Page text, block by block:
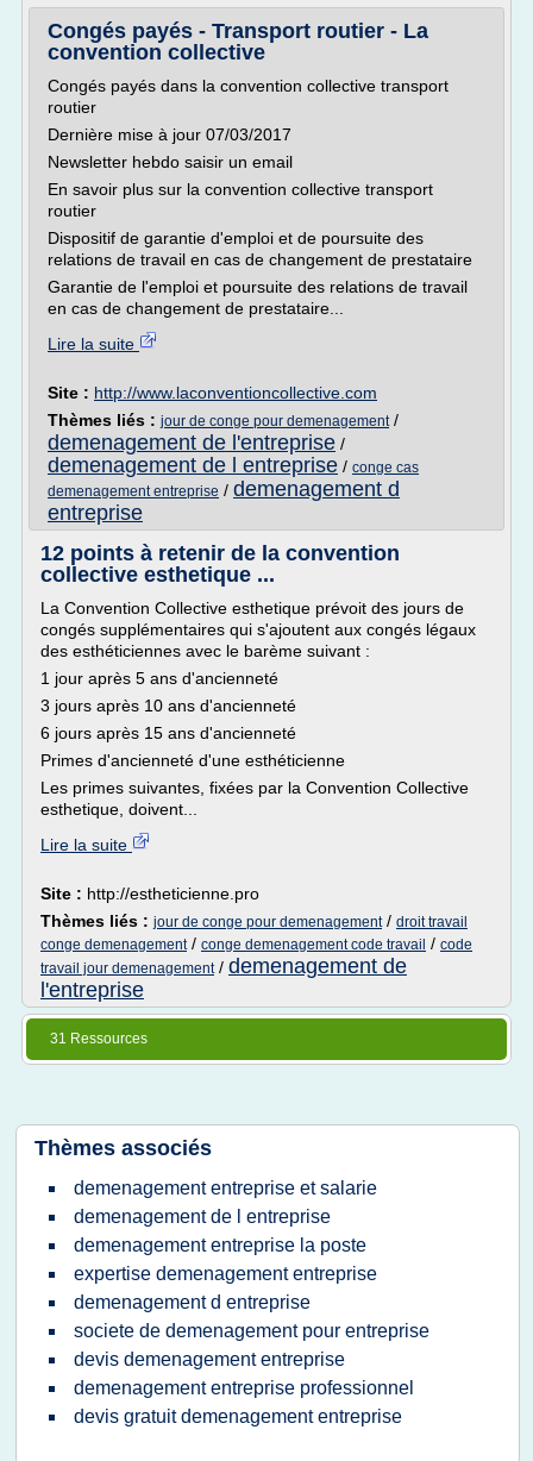
Congés payés - Transport routier - La
convention collective
Congés payés dans la convention collective transport
routier
Dernière mise à jour 07/03/2017
Newsletter hebdo saisir un email
En savoir plus sur la convention collective transport
routier
Dispositif de garantie d'emploi et de poursuite des
relations de travail en cas de changement de prestataire
Garantie de l'emploi et poursuite des relations de travail
en cas de changement de prestataire...
Lire la suite
Site : http://www.laconventioncollective.com
Thèmes liés : jour de conge pour demenagement/
demenagement de l'entreprise /
demenagement de l entreprise / conge cas
demenagement entreprise / demenagement d
entreprise
12 points à retenir de la convention
collective esthetique ...
La Convention Collective esthetique prévoit des jours de
congés supplémentaires qui s'ajoutent aux congés légaux
des esthéticiennes avec le barème suivant :
1 jour après 5 ans d'ancienneté
3 jours après 10 ans d'ancienneté
6 jours après 15 ans d'ancienneté
Primes d'ancienneté d'une esthéticienne
Les primes suivantes, fixées par la Convention Collective
esthetique, doivent...
Lire la suite
Site : http://estheticienne.pro
Thèmes liés : jour de conge pour demenagement/ droit travail
conge demenagement/ conge demenagement code travail / code
travail jour demenagement/ demenagement de
l'entreprise
31 Ressources
Thèmes associés
demenagement entreprise et salarie
demenagement de l entreprise
demenagement entreprise la poste
expertise demenagement entreprise
demenagement d entreprise
societe de demenagement pour entreprise
devis demenagement entreprise
demenagement entreprise professionnel
devis gratuit demenagement entreprise